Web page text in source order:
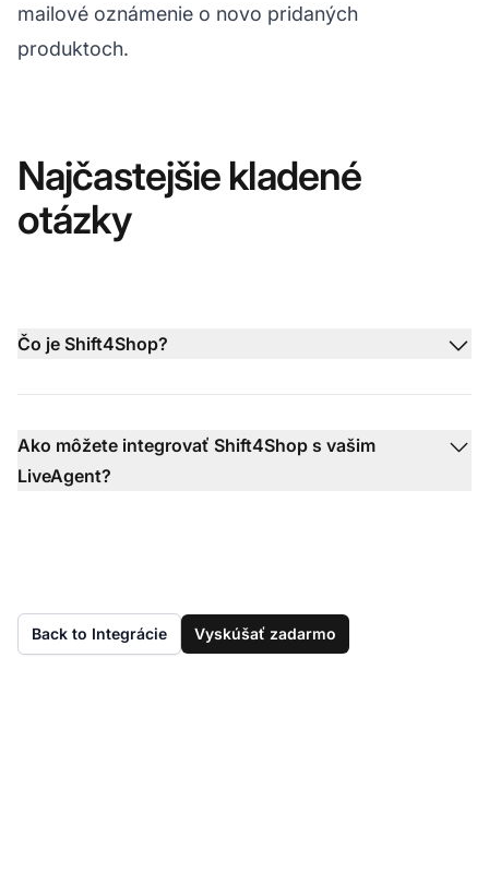
mailové oznámenie o novo pridaných
produktoch.
Najčastejšie kladené
otázky
Čo je Shift4Shop?
Ako môžete integrovať Shift4Shop s vašim
LiveAgent?
Back to Integrácie Vyskúšať zadarmo